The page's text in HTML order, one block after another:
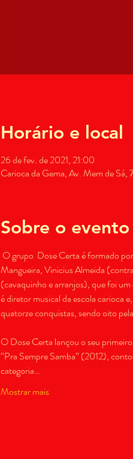
Horário e local
26 de fev. de 2021, 21:00
Carioca da Gema, Av. Mem de
Sobre o evento
O grupo  Dose Certa é formado
Mangueira, Vinicius Almeida
(cavaquinho e arranjos), que foi
é diretor musical da escola carioca
O Dose Certa lançou o seu
“Pra Sempre Samba” (2012),
categoria…
Mostrar mais